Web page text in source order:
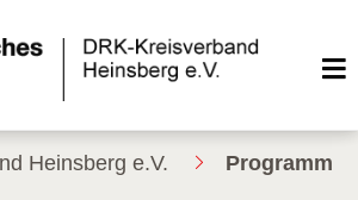
Heinsberg e.V. Programm